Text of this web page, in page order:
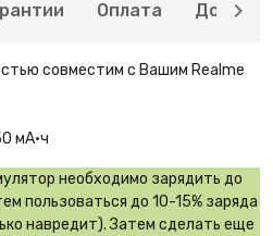
Оплата
совместим с Вашим Realme
мА·ч
необходимо зарядить до
пользоваться до 10-15% заряда
навредит). Затем сделать еще